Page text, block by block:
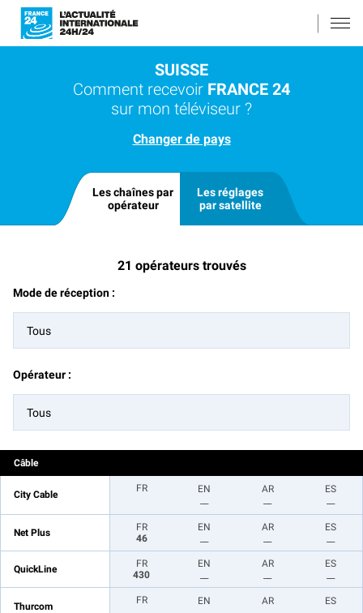
SUISSE
Comment recevoir FRANCE 24
sur mon téléviseur ?
Changer de pays
Les chaînes par
opérateur
Les réglages
par satellite
21 opérateurs trouvés
Mode de réception :
Tous
Opérateur :
Tous
Câble
City Cable
FR
EN
AR
ES
Net Plus
FR
46
EN
AR
ES
QuickLine
FR
430
EN
AR
ES
Thurcom
FR
EN
AR
ES